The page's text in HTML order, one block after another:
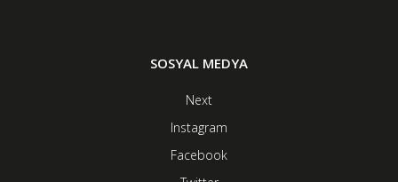
SOSYAL MEDYA
Next
Instagram
Facebook